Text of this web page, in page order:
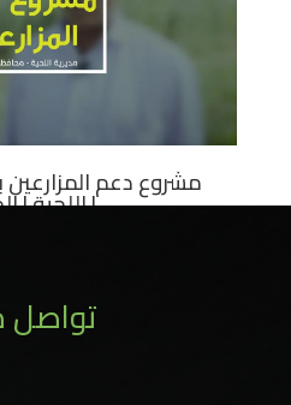
مشروع دعم المزارعين
| اللحية |
تواصل